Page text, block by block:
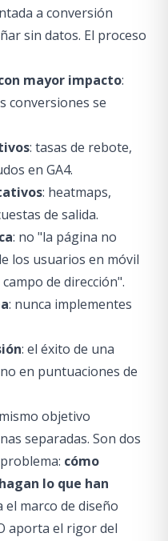
a conversión
sin datos. El proceso
mayor impacto:
conversiones se
: tasas de rebote,
en GA4.
: heatmaps,
de salida.
: no "la página no
los usuarios en móvil
de dirección".
: nunca implementes
: el éxito de una
en puntuaciones de
objetivo
separadas. Son dos
cómo
lo que han
el marco de diseño
aporta el rigor del